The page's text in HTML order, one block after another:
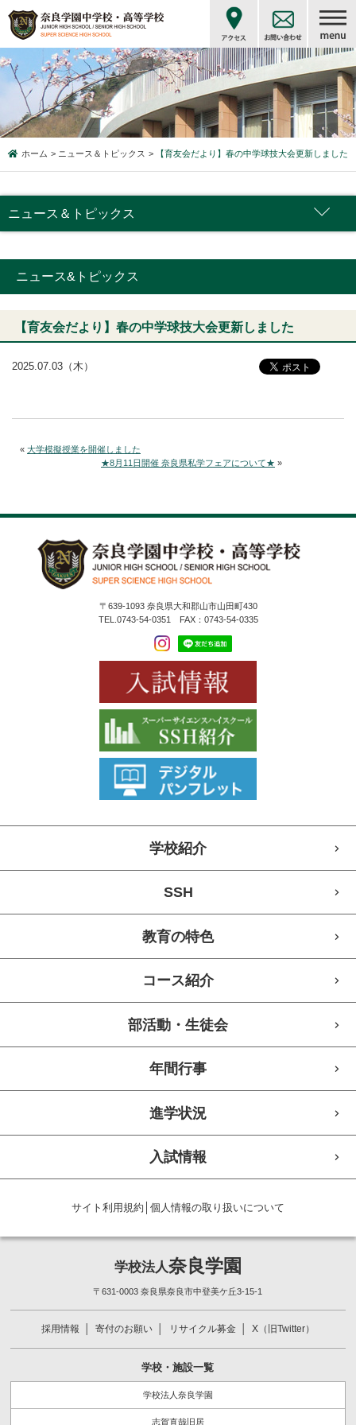
ホーム ニュース＆トピックス 【育友会だより】春の中学球技大会更新しました
ニュース＆トピックス
ニュース&トピックス
【育友会だより】春の中学球技大会更新しました
2025.07.03（木）
« 大学模擬授業を開催しました
★8月11日開催 奈良県私学フェアについて★ »
〒639-1093 奈良県大和郡山市山田町430
TEL.0743-54-0351 FAX：0743-54-0335
学校紹介
SSH
教育の特色
コース紹介
部活動・生徒会
年間行事
進学状況
入試情報
サイト利用規約 個人情報の取り扱いについて
学校法人奈良学園
〒631-0003 奈良県奈良市中登美ケ丘3-15-1
採用情報 寄付のお願い リサイクル募金 X（旧Twitter）
学校・施設一覧
学校法人奈良学園
志賀直哉旧居